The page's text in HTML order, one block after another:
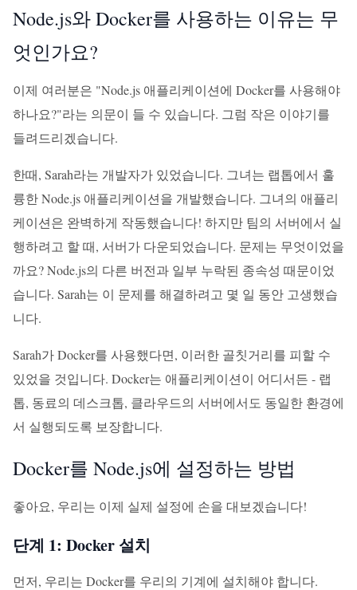
Node.js와 Docker를 사용하는 이유는 무
엇인가요?
이제 여러분은 "Node.js 애플리케이션에 Docker를 사용해야
하나요?"라는 의문이 들 수 있습니다. 그럼 작은 이야기를
들려드리겠습니다.
한때, Sarah라는 개발자가 있었습니다. 그녀는 랩톱에서 훌
륭한 Node.js 애플리케이션을 개발했습니다. 그녀의 애플리
케이션은 완벽하게 작동했습니다! 하지만 팀의 서버에서 실
행하려고 할 때, 서버가 다운되었습니다. 문제는 무엇이었을
까요? Node.js의 다른 버전과 일부 누락된 종속성 때문이었
습니다. Sarah는 이 문제를 해결하려고 몇 일 동안 고생했습
니다.
Sarah가 Docker를 사용했다면, 이러한 골칫거리를 피할 수
있었을 것입니다. Docker는 애플리케이션이 어디서든 - 랩
톱, 동료의 데스크톱, 클라우드의 서버에서도 동일한 환경에
서 실행되도록 보장합니다.
Docker를 Node.js에 설정하는 방법
좋아요, 우리는 이제 실제 설정에 손을 대보겠습니다!
단계 1: Docker 설치
먼저, 우리는 Docker를 우리의 기계에 설치해야 합니다.